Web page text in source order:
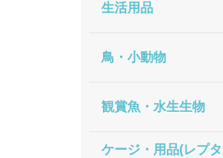
生活用品
鳥・小動物
観賞魚・水生生物
ケージ・用品(レプタ